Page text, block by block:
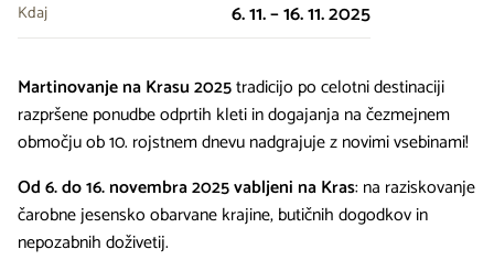
Kdaj 6. 11. – 16. 11. 2025
Martinovanje na Krasu 2025tradicijo po celotni destinaciji
razpršene ponudbe odprtih kleti in dogajanja na čezmejnem
območju ob 10. rojstnem dnevu nadgrajuje z novimi vsebinami!
Od 6. do 16. novembra 2025 vabljeni na Kras: na raziskovanje
čarobne jesensko obarvane krajine, butičnih dogodkov in
nepozabnih doživetij.